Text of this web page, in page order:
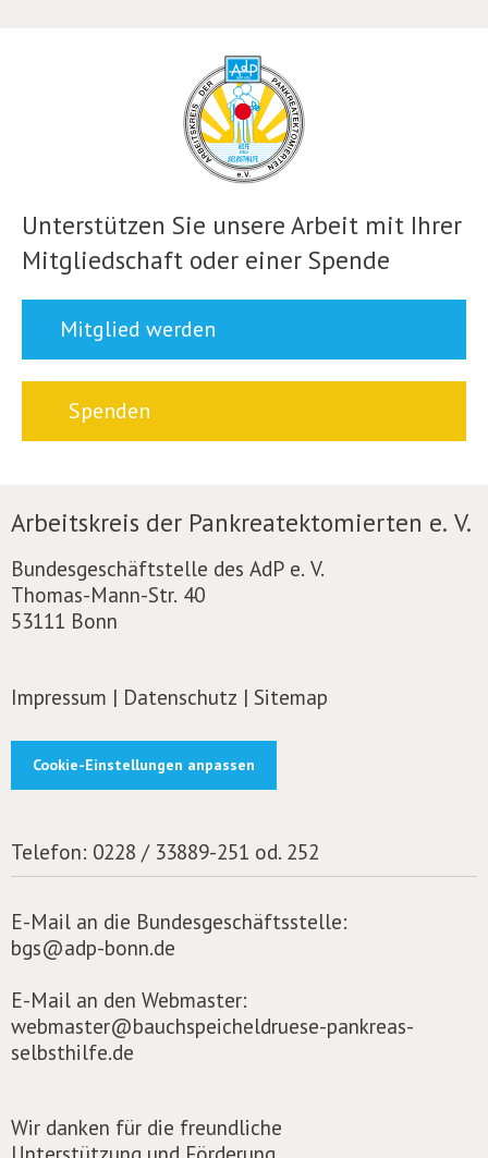
Unterstützen Sie unsere Arbeit mit Ihrer
Mitgliedschaft oder einer Spende
Mitglied werden
Spenden
Arbeitskreis der Pankreatektomierten e. V.
Bundesgeschäftstelle des AdP e. V.
Thomas-Mann-Str. 40
53111 Bonn
Impressum | Datenschutz | Sitemap
Cookie-Einstellungen anpassen
Telefon: 0228 / 33889-251 od. 252
E-Mail an die Bundesgeschäftsstelle:
bgs@adp-bonn.de
E-Mail an den Webmaster:
webmaster@bauchspeicheldruese-pankreas-
selbsthilfe.de
Wir danken für die freundliche